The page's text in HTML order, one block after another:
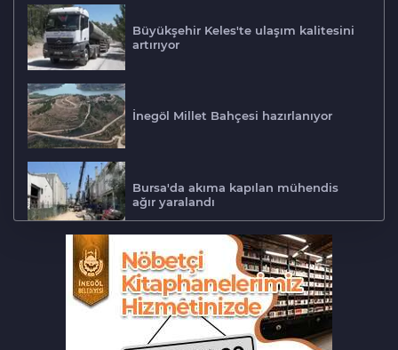
Büyükşehir Keles'te ulaşım kalitesini
artırıyor
İnegöl Millet Bahçesi hazırlanıyor
Bursa'da akıma kapılan mühendis
ağır yaralandı
Bursa'da otomobil motosikletle
çarpıştı: 2'si çocuk 3 yaralı
Bursa'daki can alan kaza saniye